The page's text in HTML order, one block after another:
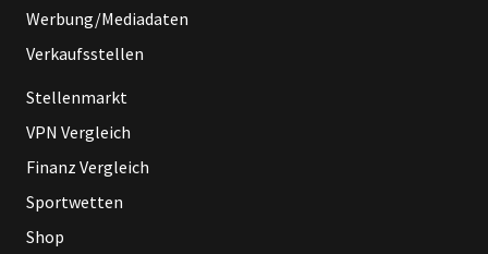
Werbung/Mediadaten
Verkaufsstellen
Stellenmarkt
VPN Vergleich
Finanz Vergleich
Sportwetten
Shop